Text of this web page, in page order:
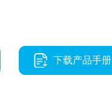
下载产品手册